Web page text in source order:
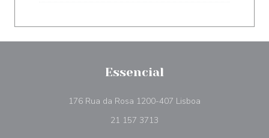
Essencial
176 Rua da Rosa 1200-407 Lisboa
21 157 3713